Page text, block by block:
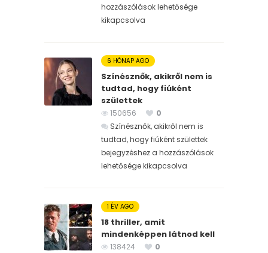
hozzászólások lehetősége
kikapcsolva
6 HÓNAP AGO
Színésznők, akikről nem is
tudtad, hogy fiúként
születtek
150656
0
Színésznők, akikről nem is
tudtad, hogy fiúként születtek
bejegyzéshez a hozzászólások
lehetősége kikapcsolva
1 ÉV AGO
18 thriller, amit
mindenképpen látnod kell
138424
0